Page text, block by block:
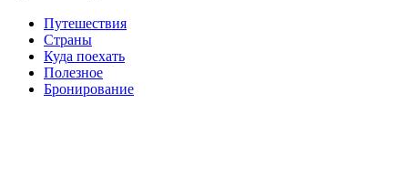
Путешествия
Страны
Куда поехать
Полезное
Бронирование